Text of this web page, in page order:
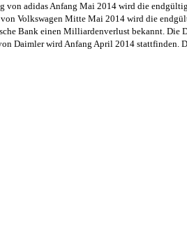
von adidas Anfang Mai 2014 wird die
Volkswagen Mitte Mai 2014 wird die
Bank einen Milliardenverlust bekannt.
Daimler wird Anfang April 2014